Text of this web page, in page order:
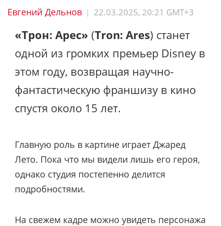
Евгений Дельнов | 22.03.2025, 20:21 GMT+3
«Трон: Арес» (Tron: Ares) станет
одной из громких премьер Disney в
этом году, возвращая научно-
фантастическую франшизу в кино
спустя около 15 лет.
Главную роль в картине играет Джаред
Лето. Пока что мы видели лишь его героя,
однако студия постепенно делится
подробностями.
На свежем кадре можно увидеть персонажа